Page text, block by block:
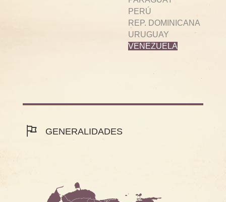
PERÚ
REP. DOMINICANA
URUGUAY
VENEZUELA
GENERALIDADES